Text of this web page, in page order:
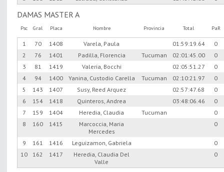
DAMAS MASTER A
Psc Gral Placa Nombre Provincia Total PaR
1 70 1408 Varela, Paula 01:59:19.64
0
2
76 1401 Padilla, Florencia Tucuman 02:01:45.00
0
3
81 1419 Valeria, Bocchi 02:05:51.27
0
4
94 1400 Yanina, Custodio Carella Tucuman 02:10:21.97
0
5
143 1407 Susy, Reed Arquez 02:57:47.68
0
6
154 1418 Quinteros, Andrea 03:48:06.46
0
7
159 1404 Heredia, Claudia Tucuman
0
8
160 1415
Marcoccia, Maria
Mercedes
0
9 161 1416 Leguizamon, Gabriela
0
10
162 1417
Heredia, Claudia Del
Valle
0